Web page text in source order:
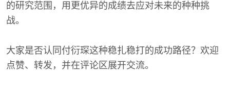
的研究范围，用更优异的成绩去应对未来的种种挑
战。
大家是否认同付衍琛这种稳扎稳打的成功路径？欢迎
点赞、转发，并在评论区展开交流。